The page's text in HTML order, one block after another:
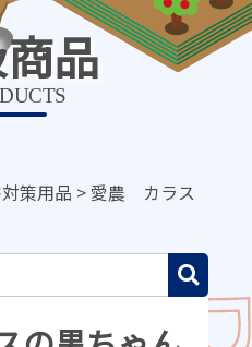
品
策用品 > 愛農 カラス